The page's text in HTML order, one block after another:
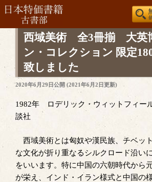
プ
西域美術 全3冊揃 大英
ン・コレクション 限定
致しました
投
日:
2020年6月29日公開 (2021年6月2日更新)
1982年 ロデリック・ウィットフィ
談社
西域美術とは匈奴や漢民族、チベッ
な文化が折り重なるシルクロード沿い
をいいます。特に中国の六朝時代から
が栄え、インド・イラン様式と中国の